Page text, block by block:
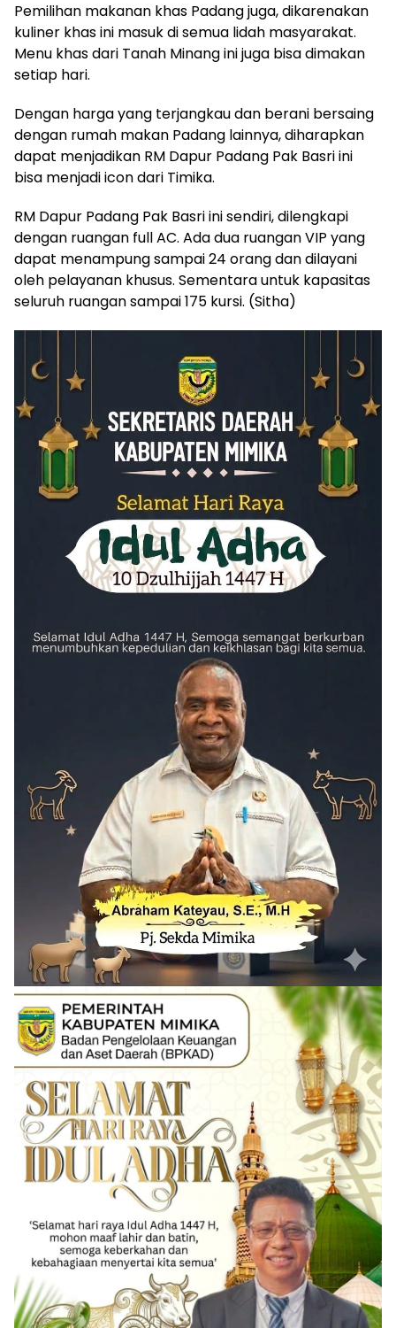
Pemilihan makanan khas Padang juga, dikarenakan
kuliner khas ini masuk di semua lidah masyarakat.
Menu khas dari Tanah Minang ini juga bisa dimakan
setiap hari.
Dengan harga yang terjangkau dan berani bersaing
dengan rumah makan Padang lainnya, diharapkan
dapat menjadikan RM Dapur Padang Pak Basri ini
bisa menjadi icon dari Timika.
RM Dapur Padang Pak Basri ini sendiri, dilengkapi
dengan ruangan full AC. Ada dua ruangan VIP yang
dapat menampung sampai 24 orang dan dilayani
oleh pelayanan khusus. Sementara untuk kapasitas
seluruh ruangan sampai 175 kursi. (Sitha)